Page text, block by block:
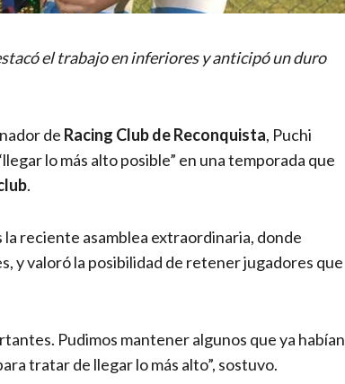
el trabajo en inferiores y anticipó un duro
de Racing Club de Reconquista, Puchi
lo más alto posible” en una temporada que
.
reciente asamblea extraordinaria, donde
y valoró la posibilidad de retener jugadores que
Pudimos mantener algunos que ya habían
tratar de llegar lo más alto”, sostuvo.